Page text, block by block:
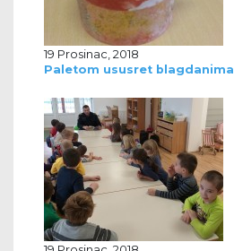
19 Prosinac, 2018
Paletom ususret blagdanima